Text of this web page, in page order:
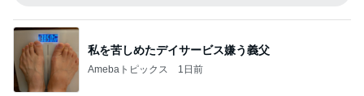
私を苦しめたデイサービス嫌う義父
Amebaトピックス 1日前